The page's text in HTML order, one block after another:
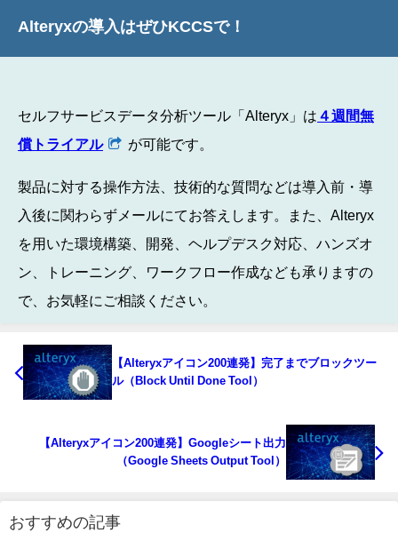
Alteryxの導入はぜひKCCSで！
セルフサービスデータ分析ツール「Alteryx」は ４週間無
償トライアル
が可能です。
製品に対する操作方法、技術的な質問などは導入前・導
入後に関わらずメールにてお答えします。また、Alteryx
を用いた環境構築、開発、ヘルプデスク対応、ハンズオ
ン、トレーニング、ワークフロー作成なども承りますの
で、お気軽にご相談ください。
【Alteryxアイコン200連発】完了までブロックツー
ル（Block Until Done Tool）
【Alteryxアイコン200連発】Googleシート出力
（Google Sheets Output Tool）
おすすめの記事